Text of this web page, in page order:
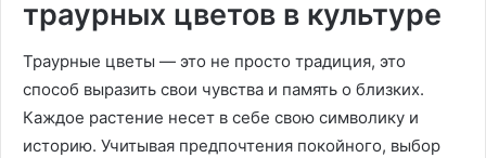
траурных цветов в культуре
Траурные цветы — это не просто традиция, это
способ выразить свои чувства и память о близких.
Каждое растение несет в себе свою символику и
историю. Учитывая предпочтения покойного, выбор